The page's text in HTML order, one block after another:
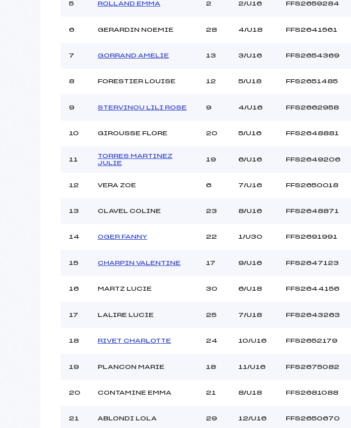
Ouvreurs E :
–
Neige :
FRAICHE
5 ROLLAND EMMA 2 2/U16 FFS2659284
6 GERARDIN NOEMIE 28 4/U18 FFS2641561
7 GORRAND AMELIE 13 3/U16 FFS2654369
8 FORESTIER LOUISE 12 5/U18 FFS2651485
9 STERVINOU LILI ROSE 9 4/U16 FFS2662958
10 GIROUSSE FLORE 20 5/U16 FFS2648881
11
TORRES MARTINEZ
JULIE
19 6/U16 FFS2649206
12 VERA ZOE 6 7/U16 FFS2650018
13 CLAVEL COLINE 23 8/U16 FFS2648871
14 OGER FANNY 22 1/U30 FFS2691991
15 CHARPIN VALENTINE 17 9/U16 FFS2647123
16 MARTZ LUCIE 30 6/U18 FFS2644156
17 LALIRE LUCIE 25 7/U18 FFS2643263
18 RIVET CHARLOTTE 24 10/U16 FFS2652179
19 PLANCON MARIE 18 11/U16 FFS2675082
20 CONTAMINE EMMA 21 8/U18 FFS2681088
21 ABLONDI LOLA 29 12/U16 FFS2650670